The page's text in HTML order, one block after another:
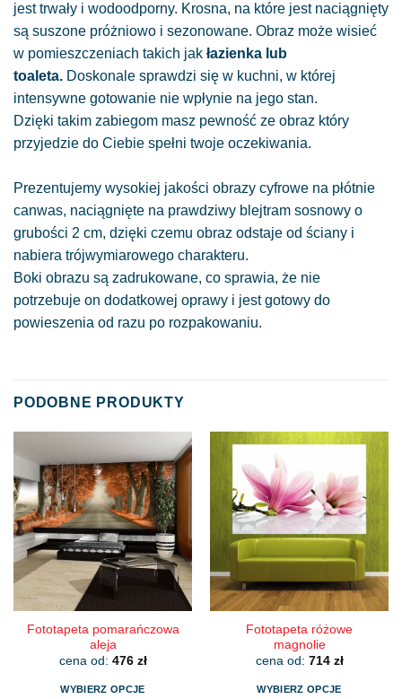
jest trwały i wodoodporny. Krosna, na które jest naciągnięty
są suszone próżniowo i sezonowane. Obraz może wisieć
w pomieszczeniach takich jak łazienka lub
toaleta. Doskonale sprawdzi się w kuchni, w której
intensywne gotowanie nie wpłynie na jego stan.
Dzięki takim zabiegom masz pewność ze obraz który
przyjedzie do Ciebie spełni twoje oczekiwania.
Prezentujemy wysokiej jakości obrazy cyfrowe na płótnie
canwas, naciągnięte na prawdziwy blejtram sosnowy o
grubości 2 cm, dzięki czemu obraz odstaje od ściany i
nabiera trójwymiarowego charakteru.
Boki obrazu są zadrukowane, co sprawia, że nie
potrzebuje on dodatkowej oprawy i jest gotowy do
powieszenia od razu po rozpakowaniu.
PODOBNE PRODUKTY
Fototapeta pomarańczowa
aleja
cena od: 476 zł
WYBIERZ OPCJE
Fototapeta różowe
magnolie
cena od: 714 zł
WYBIERZ OPCJE